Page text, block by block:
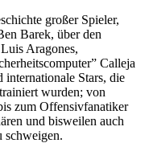
großer Spieler,
Barek, über den
Aragones,
Calleja
Stars, die
wurden; von
zum Offensivfanatiker
und bisweilen auch
schweigen.